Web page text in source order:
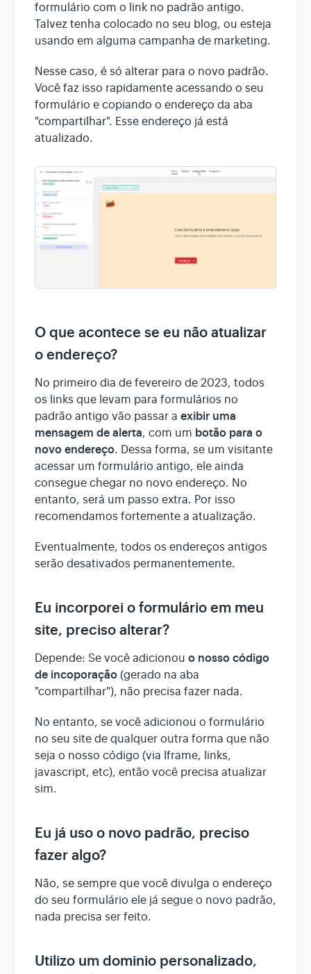
formulário com o link no padrão antigo.
Talvez tenha colocado no seu blog, ou esteja
usando em alguma campanha de marketing.
Nesse caso, é só alterar para o novo padrão.
Você faz isso rapidamente acessando o seu
formulário e copiando o endereço da aba
"compartilhar". Esse endereço já está
atualizado.
O que acontece se eu não atualizar
o endereço?
No primeiro dia de fevereiro de 2023, todos
os links que levam para formulários no
padrão antigo vão passar a exibir uma
mensagem de alerta, com um botão para o
novo endereço. Dessa forma, se um visitante
acessar um formulário antigo, ele ainda
consegue chegar no novo endereço. No
entanto, será um passo extra. Por isso
recomendamos fortemente a atualização.
Eventualmente, todos os endereços antigos
serão desativados permanentemente.
Eu incorporei o formulário em meu
site, preciso alterar?
Depende: Se você adicionou o nosso código
de incoporação (gerado na aba
"compartilhar"), não precisa fazer nada.
No entanto, se você adicionou o formulário
no seu site de qualquer outra forma que não
seja o nosso código (via Iframe, links,
javascript, etc), então você precisa atualizar
sim.
Eu já uso o novo padrão, preciso
fazer algo?
Não, se sempre que você divulga o endereço
do seu formulário ele já segue o novo padrão,
nada precisa ser feito.
Utilizo um dominio personalizado,